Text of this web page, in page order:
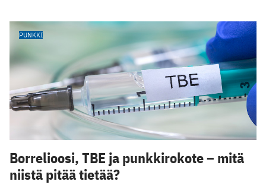
PUNKKI
Borrelioosi, TBE ja punkkirokote – mitä
niistä pitää tietää?